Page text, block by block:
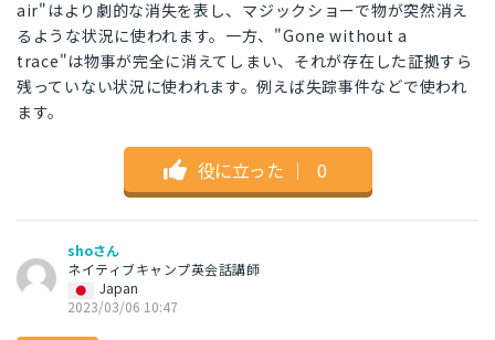
air"はより劇的な消失を表し、マジックショーで物が突然消え
るような状況に使われます。一方、"Gone without a
trace"は物事が完全に消えてしまい、それが存在した証拠すら
残っていない状況に使われます。例えば失踪事件などで使われ
ます。
役に立った ｜ 0
shoさん
ネイティブキャンプ英会話講師
Japan
2023/03/06 10:47